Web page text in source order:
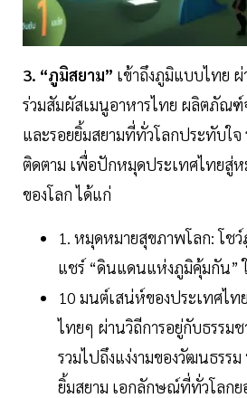
3. “ภูมิสยาม” เข้าถึงภูมิแบบไทย
ร่วมสัมผัสเมนูอาหารไทย ผลิตภัณ
และรอยยิ้มสยามที่ทั่วโลกประทับใจ
ติดตาม เพื่อปักหมุดประเทศไทยสู่
ของโลก ได้แก่
1. หมุดหมายสุขภาพโลก: โช
แชร์ “ดินแดนแห่งภูมิคุ้มกัน”
10 มนต์เสน่ห์ของประเทศไท
ไทยๆ ผ่านวิถีการอยู่กับธรรม
รวมไปถึงแง่งามของวัฒนธรร
ยิ้มสยาม เอกลักษณ์ที่ทั่วโลกย